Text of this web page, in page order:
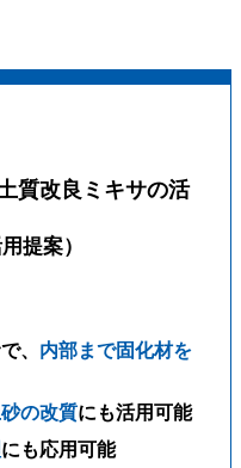
質改良ミキサの活
提案）
、 内部まで固化材を
の改質にも活用可能
にも応用可能